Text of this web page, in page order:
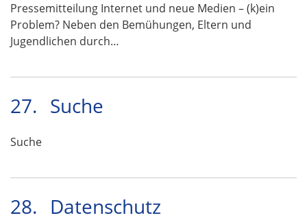
Pressemitteilung Internet und neue Medien – (k)ein
Problem? Neben den Bemühungen, Eltern und
Jugendlichen durch…
27. Suche
Suche
28. Datenschutz